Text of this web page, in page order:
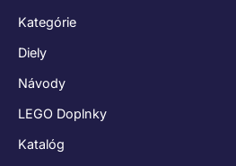
Kategórie
Diely
Návody
LEGO Doplnky
Katalóg